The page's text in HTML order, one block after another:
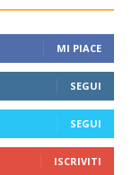
MI PIACE
SEGUI
SEGUI
ISCRIVITI